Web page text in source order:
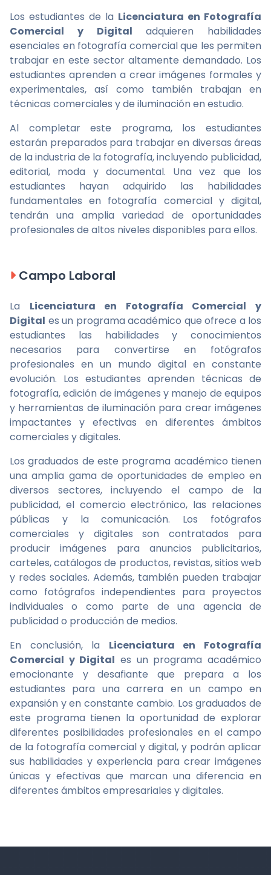
Los estudiantes de la Licenciatura en Fotografía
Comercial y Digital adquieren habilidades
esenciales en fotografía comercial que les permiten
trabajar en este sector altamente demandado. Los
estudiantes aprenden a crear imágenes formales y
experimentales, así como también trabajan en
técnicas comerciales y de iluminación en estudio.
Al completar este programa, los estudiantes
estarán preparados para trabajar en diversas áreas
de la industria de la fotografía, incluyendo publicidad,
editorial, moda y documental. Una vez que los
estudiantes hayan adquirido las habilidades
fundamentales en fotografía comercial y digital,
tendrán una amplia variedad de oportunidades
profesionales de altos niveles disponibles para ellos.
Campo Laboral
La Licenciatura en Fotografía Comercial y
Digital es un programa académico que ofrece a los
estudiantes las habilidades y conocimientos
necesarios para convertirse en fotógrafos
profesionales en un mundo digital en constante
evolución. Los estudiantes aprenden técnicas de
fotografía, edición de imágenes y manejo de equipos
y herramientas de iluminación para crear imágenes
impactantes y efectivas en diferentes ámbitos
comerciales y digitales.
Los graduados de este programa académico tienen
una amplia gama de oportunidades de empleo en
diversos sectores, incluyendo el campo de la
publicidad, el comercio electrónico, las relaciones
públicas y la comunicación. Los fotógrafos
comerciales y digitales son contratados para
producir imágenes para anuncios publicitarios,
carteles, catálogos de productos, revistas, sitios web
y redes sociales. Además, también pueden trabajar
como fotógrafos independientes para proyectos
individuales o como parte de una agencia de
publicidad o producción de medios.
En conclusión, la Licenciatura en Fotografía
Comercial y Digital es un programa académico
emocionante y desafiante que prepara a los
estudiantes para una carrera en un campo en
expansión y en constante cambio. Los graduados de
este programa tienen la oportunidad de explorar
diferentes posibilidades profesionales en el campo
de la fotografía comercial y digital, y podrán aplicar
sus habilidades y experiencia para crear imágenes
únicas y efectivas que marcan una diferencia en
diferentes ámbitos empresariales y digitales.